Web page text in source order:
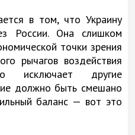
в том, что Украину
России. Она слишком
точки зрения
рычагов воздействия
исключает другие
должно быть смешано
баланс — вот это